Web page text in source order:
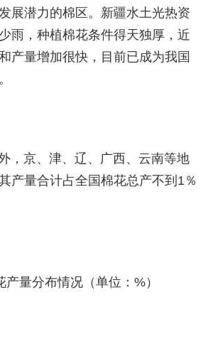
展潜力的棉区。新疆水土光热资
雨，种植棉花条件得天独厚，近
产量增加很快，目前已成为我国
，京、津、辽、广西、云南等地
产量合计占全国棉花总产不到1％
产量分布情况（单位：%）